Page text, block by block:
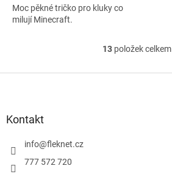
Moc pěkné tričko pro kluky co
milují Minecraft.
O
l
13položek celkem
Kontakt
info@fleknet.cz
777 572 720